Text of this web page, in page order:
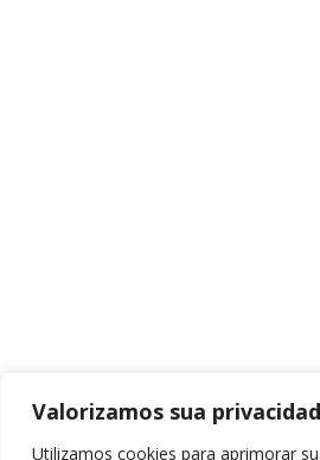
Valorizamos sua
Utilizamos cookies para aprimorar